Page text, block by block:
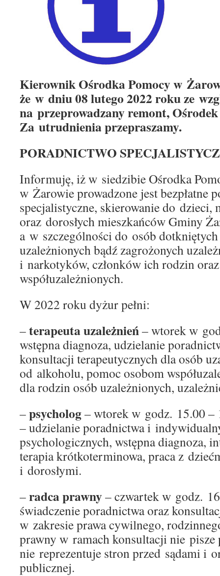
Kierownik Ośrodka Pomocy w
że w dniu 08 lutego 2022 roku ze
na przeprowadzany remont,
Za utrudnienia przepraszamy.
PORADNICTWO
Informuję, iż w siedzibie Ośrodka
w Żarowie prowadzone jest bezpłatne
specjalistyczne, skierowanie do dzieci,
oraz dorosłych mieszkańców Gminy
a w szczególności do osób
uzależnionych bądź zagrożonych
i narkotyków, członków ich rodzin
współuzależnionych.
W 2022 roku dyżur pełni:
–terapeuta uzależnień– wtorek w
wstępna diagnoza, udzielanie
konsultacji terapeutycznych dla osób
od alkoholu, pomoc osobom
dla rodzin osób uzależnionych,
–psycholog– wtorek w godz. 15.00 –
– udzielanie poradnictwa i
psychologicznych, wstępna diagnoza,
terapia krótkoterminowa, praca z
i dorosłymi.
–radca prawny– czwartek w godz.
świadczenie poradnictwa oraz
w zakresie prawa cywilnego,
prawny w ramach konsultacji nie pisze
nie reprezentuje stron przed sądami i
publicznej.